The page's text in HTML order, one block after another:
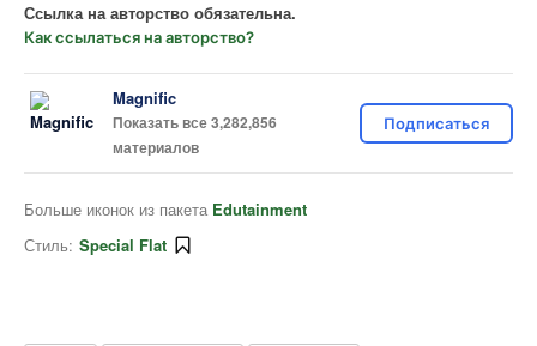
Ссылка на авторство обязательна.
Как ссылаться на авторство?
Magnific
Показать все 3,282,856
материалов
Подписаться
Больше иконок из пакета Edutainment
Стиль: Special Flat